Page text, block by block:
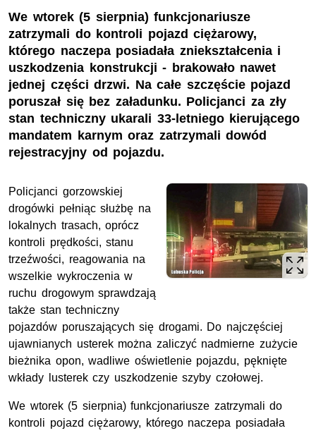
We wtorek (5 sierpnia) funkcjonariusze
zatrzymali do kontroli pojazd ciężarowy,
którego naczepa posiadała zniekształcenia i
uszkodzenia konstrukcji - brakowało nawet
jednej części drzwi. Na całe szczęście pojazd
poruszał się bez załadunku. Policjanci za zły
stan techniczny ukarali 33-letniego kierującego
mandatem karnym oraz zatrzymali dowód
rejestracyjny od pojazdu.
Policjanci gorzowskiej
drogówki pełniąc służbę na
lokalnych trasach, oprócz
kontroli prędkości, stanu
trzeźwości, reagowania na
wszelkie wykroczenia w
ruchu drogowym sprawdzają
także stan techniczny
pojazdów poruszających się drogami. Do najczęściej
ujawnianych usterek można zaliczyć nadmierne zużycie
bieżnika opon, wadliwe oświetlenie pojazdu, pęknięte
wkłady lusterek czy uszkodzenie szyby czołowej.
We wtorek (5 sierpnia) funkcjonariusze zatrzymali do
kontroli pojazd ciężarowy, którego naczepa posiadała